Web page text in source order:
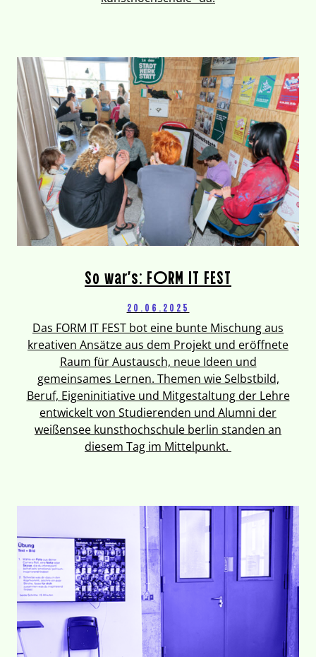
So war’s: FORM IT FEST
20.06.2025
Das FORM IT FEST bot eine bunte Mischung aus
kreativen Ansätze aus dem Projekt und eröffnete
Raum für Austausch, neue Ideen und
gemeinsames Lernen. Themen wie Selbstbild,
Beruf, Eigeninitiative und Mitgestaltung der Lehre
entwickelt von Studierenden und Alumni der
weißensee kunsthochschule berlin standen an
diesem Tag im Mittelpunkt.